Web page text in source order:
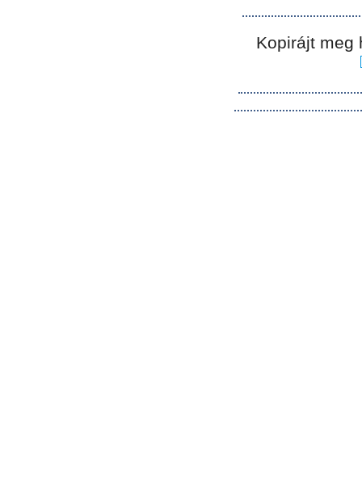
Kopirájt meg